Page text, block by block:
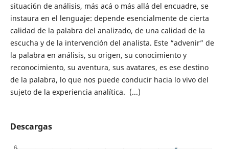
situaci6n de análisis, más acá o más allá del encuadre, se
instaura en el lenguaje: depende esencialmente de cierta
calidad de la palabra del analizado, de una calidad de la
escucha y de la intervención del analista. Este “advenir” de
la palabra en análisis, su origen, su conocimiento y
reconocimiento, su aventura, sus avatares, es ese destino
de la palabra, lo que nos puede conducir hacia lo vivo del
sujeto de la experiencia analítica. (...)
Descargas